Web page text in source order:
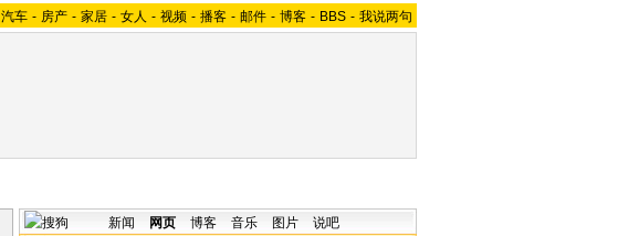
汽车 - 房产 - 家居 - 女人 - 视频 - 播客 - 邮件 - 博客 - BBS - 我说两句
新闻 网页 博客 音乐 图片 说吧